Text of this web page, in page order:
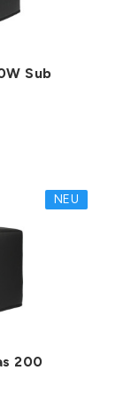
Sub
NEU
200